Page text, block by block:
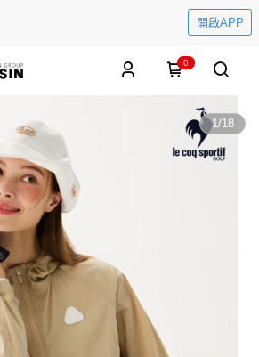
開啟APP
0
1/18